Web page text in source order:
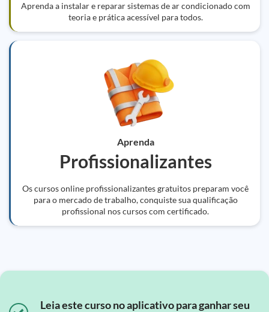
Aprenda a instalar e reparar sistemas de ar condicionado com
teoria e prática acessível para todos.
Aprenda
Profissionalizantes
Os cursos online profissionalizantes gratuitos preparam você
para o mercado de trabalho, conquiste sua qualificação
profissional nos cursos com certificado.
Leia este curso no aplicativo para ganhar seu